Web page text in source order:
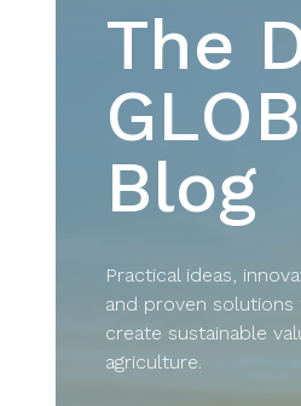
The
Blog
Practical ideas,
and proven
create sustainable
agriculture.